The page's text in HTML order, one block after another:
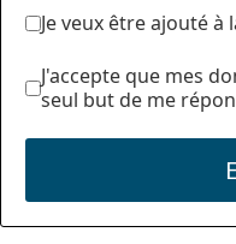
Je veux être ajouté à
J'accepte que mes
seul but de me